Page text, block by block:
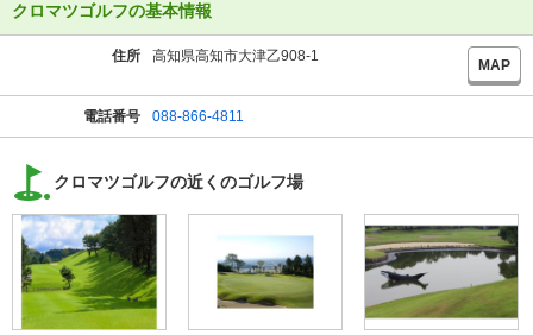
クロマツゴルフの基本情報
住所 高知県高知市大津乙908-1
MAP
電話番号 088-866-4811
クロマツゴルフの近くのゴルフ場